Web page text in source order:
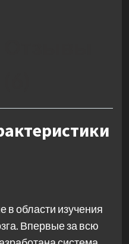
в области изучения
Впервые за всю